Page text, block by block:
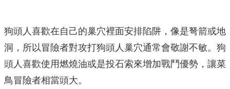
狗頭人喜歡在自己的巢穴裡面安排陷阱，像是弩箭或地
洞，所以冒險者對攻打狗頭人巢穴通常會敬謝不敏。狗
頭人喜歡使用燃燒油或是投石索來增加戰鬥優勢，讓菜
鳥冒險者相當頭大。